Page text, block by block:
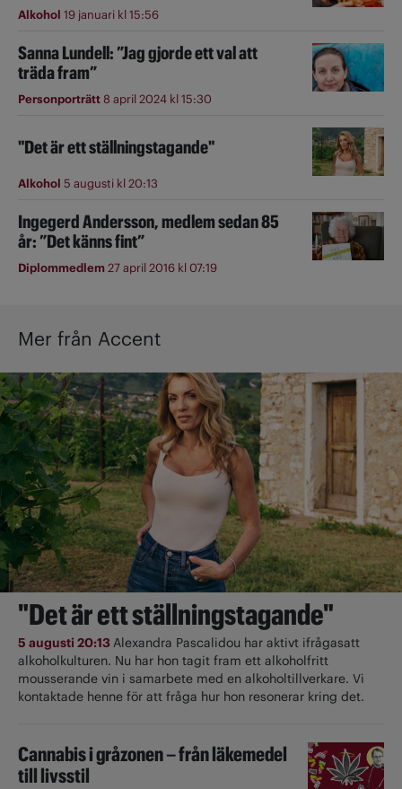
Alkohol 19 januari kl 15:56
Sanna Lundell: ”Jag gjorde ett val att
träda fram”
Personporträtt8 april 2024 kl 15:30
"Det är ett ställningstagande"
Alkohol 5 augusti kl 20:13
Ingegerd Andersson, medlem sedan 85
år: ”Det känns fint”
Diplommedlem27 april 2016 kl 07:19
Mer från Accent
"Det är ett ställningstagande"
5 augusti 20:13Alexandra Pascalidou har aktivt ifrågasatt
alkoholkulturen. Nu har hon tagit fram ett alkoholfritt
mousserande vin i samarbete med en alkoholtillverkare. Vi
kontaktade henne för att fråga hur hon resonerar kring det.
Cannabis i gråzonen – från läkemedel
till livsstil